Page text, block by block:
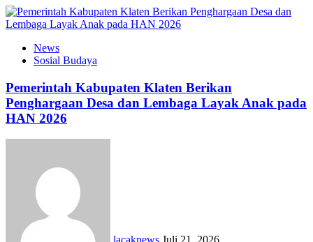
News
Sosial Budaya
Pemerintah Kabupaten Klaten Berikan
Penghargaan Desa dan Lembaga Layak Anak pada
HAN 2026